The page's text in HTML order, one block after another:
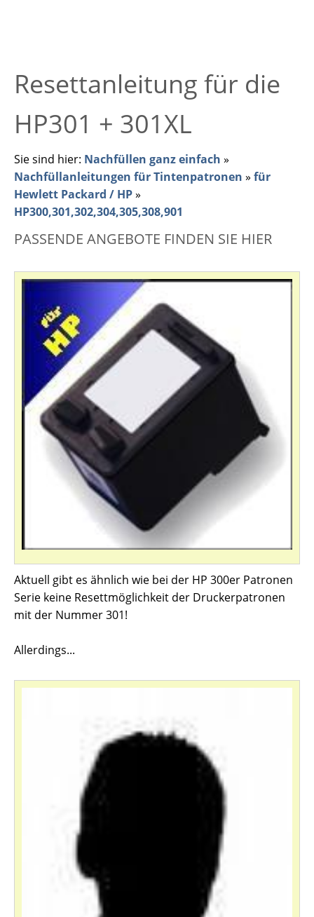
Resettanleitung für die
HP301 + 301XL
Sie sind hier: Nachfüllen ganz einfach »
Nachfüllanleitungen für Tintenpatronen » für
Hewlett Packard / HP»
HP300,301,302,304,305,308,901
PASSENDE ANGEBOTE FINDEN SIE HIER
Aktuell gibt es ähnlich wie bei der HP 300er Patronen
Serie keine Resettmöglichkeit der Druckerpatronen
mit der Nummer 301!
Allerdings...